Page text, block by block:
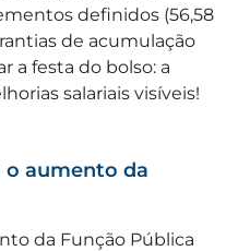
definidos (56,58
de acumulação
a festa do bolso: a
salariais visíveis!
o aumento da
da Função Pública